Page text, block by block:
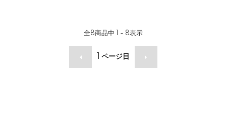
全8商品中 1 - 8表示
ページ目